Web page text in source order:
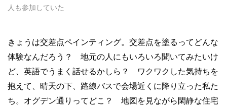
人も参加していた
きょうは交差点ペインティング。交差点を塗るってどんな
体験なんだろう？ 地元の人にもいろいろ聞いてみたいけ
ど、英語でうまく話せるかしら？ ワクワクした気持ちを
抱えて、晴天の下、路線バスで会場近くに降り立った私た
ち。オグデン通りってどこ？ 地図を見ながら閑静な住宅